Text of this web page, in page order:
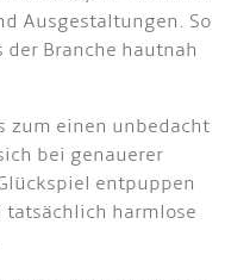
Ausgestaltungen. So
Branche hautnah
zum einen unbedacht
bei genauerer
entpuppen
harmlose